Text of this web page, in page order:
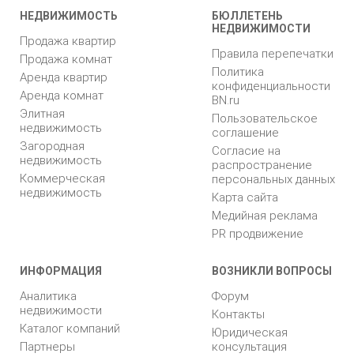
НЕДВИЖИМОСТЬ
Продажа квартир
Продажа комнат
Аренда квартир
Аренда комнат
Элитная
недвижимость
Загородная
недвижимость
Коммерческая
недвижимость
БЮЛЛЕТЕНЬ
НЕДВИЖИМОСТИ
Правила перепечатки
Политика
конфиденциальности
BN.ru
Пользовательское
соглашение
Согласие на
распространение
персональных данных
Карта сайта
Медийная реклама
PR продвижение
ИНФОРМАЦИЯ
Аналитика
недвижимости
Каталог компаний
Партнеры
ВОЗНИКЛИ ВОПРОСЫ
Форум
Контакты
Юридическая
консультация